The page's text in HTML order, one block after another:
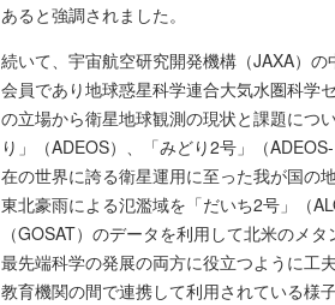
あると強調されました。
続いて、宇宙航空研究開発機構（JAXA）
会員であり地球惑星科学連合大気水圏科学
の立場から衛星地球観測の現状と課題につ
り」（ADEOS）、「みどり2号」（
在の世界に誇る衛星運用に至った我が国の
東北豪雨による氾濫域を「だいち2号」（
（GOSAT）のデータを利用して北米のメ
最先端科学の発展の両方に役立つように工
教育機関の間で連携して利用されている様